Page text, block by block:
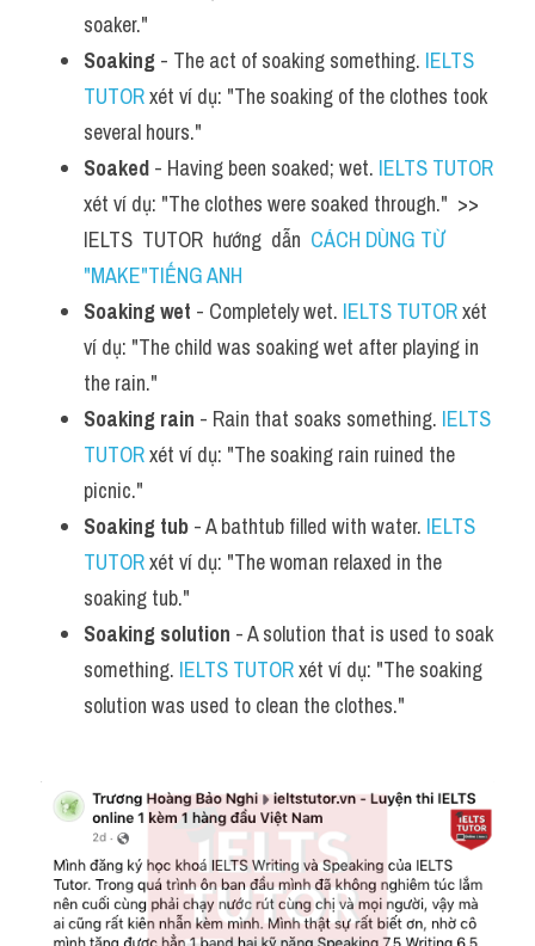
soaker."
Soaking - The act of soaking something. IELTS
TUTOR xét ví dụ: "The soaking of the clothes took
several hours."
Soaked - Having been soaked; wet. IELTS TUTOR
xét ví dụ: "The clothes were soaked through."  >>
IELTS  TUTOR  hướng  dẫn CÁCH DÙNG TỪ
"MAKE"TIẾNG ANH
Soaking wet - Completely wet. IELTS TUTOR xét
ví dụ: "The child was soaking wet after playing in
the rain."
Soaking rain - Rain that soaks something. IELTS
TUTOR xét ví dụ: "The soaking rain ruined the
picnic."
Soaking tub - A bathtub filled with water. IELTS
TUTOR xét ví dụ: "The woman relaxed in the
soaking tub."
Soaking solution - A solution that is used to soak
something. IELTS TUTOR xét ví dụ: "The soaking
solution was used to clean the clothes."